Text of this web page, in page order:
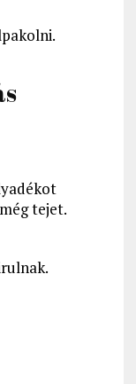
tejet.